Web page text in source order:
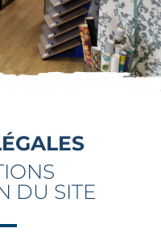
DU SITE